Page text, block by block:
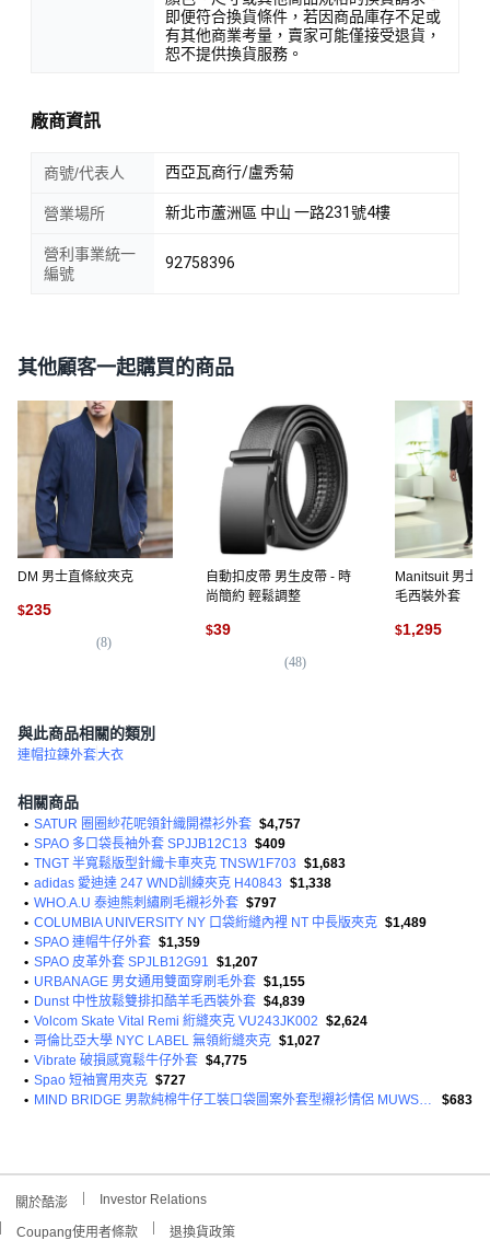
即便符合換貨條件，若因商品庫存不足或
有其他商業考量，賣家可能僅接受退貨，
恕不提供換貨服務。
廠商資訊
商號/代表人 西亞瓦商行/盧秀菊
營業場所 新北市蘆洲區 中山 一路231號4樓
營利事業統一
編號
92758396
其他顧客一起購買的商品
DM 男士直條紋夾克
$235
(8)
自動扣皮帶 男生皮帶 - 時
尚簡約 輕鬆調整
$39
(48)
Manitsuit 男士
毛西裝外套
$1,295
與此商品相關的類別
連帽拉鍊外套大衣
相關商品
• SATUR 圈圈紗花呢領針織開襟衫外套 $4,757
• SPAO 多口袋長袖外套 SPJJB12C13 $409
• TNGT 半寬鬆版型針織卡車夾克 TNSW1F703 $1,683
• adidas 愛迪達 247 WND訓練夾克 H40843 $1,338
• WHO.A.U 泰迪熊刺繡刷毛襯衫外套 $797
• COLUMBIA UNIVERSITY NY 口袋絎縫內裡 NT 中長版夾克 $1,489
• SPAO 連帽牛仔外套 $1,359
• SPAO 皮革外套 SPJLB12G91 $1,207
• URBANAGE 男女通用雙面穿刷毛外套 $1,155
• Dunst 中性放鬆雙排扣酷羊毛西裝外套 $4,839
• Volcom Skate Vital Remi 絎縫夾克 VU243JK002 $2,624
• 哥倫比亞大學 NYC LABEL 無領絎縫夾克 $1,027
• Vibrate 破損感寬鬆牛仔外套 $4,775
• Spao 短袖實用夾克 $727
•
MIND BRIDGE 男款純棉牛仔工裝口袋圖案外套型襯衫情侶 MUWS6162 $683
關於酷澎 Investor Relations
Coupang使用者條款 退換貨政策